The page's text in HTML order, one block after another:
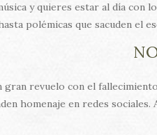
y quieres estar al día con
polémicas que sacuden el
gran revuelo con el
homenaje en redes